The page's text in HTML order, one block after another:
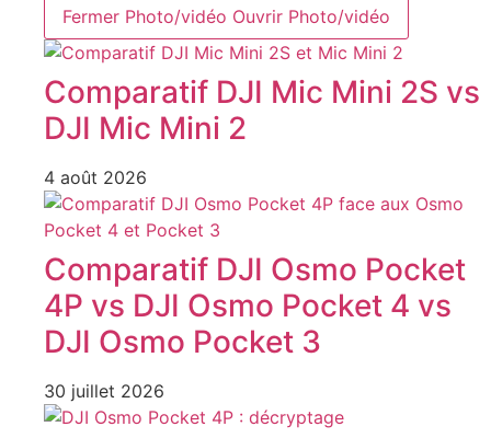
Fermer Photo/vidéo Ouvrir Photo/vidéo
Comparatif DJI Mic Mini 2S vs
DJI Mic Mini 2
4 août 2026
Comparatif DJI Osmo Pocket
4P vs DJI Osmo Pocket 4 vs
DJI Osmo Pocket 3
30 juillet 2026